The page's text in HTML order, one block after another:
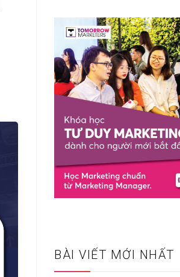
BÀI VIẾT MỚI NHẤT